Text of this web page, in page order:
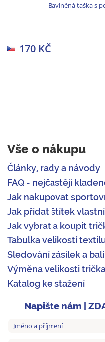
Bavlněná taška s
170 KČ
Vše o nákupu
Články, rady a návody
FAQ - nejčastěji
Jak nakupovat
Jak přidat štítek
Jak vybrat a koupit
Tabulka velikostí
Sledování zásilek a
Výměna velikosti trička
Katalog ke stažení
Napište nám |